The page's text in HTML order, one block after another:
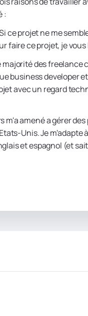
:
ce projet ne me
faire ce projet, je
des freelance
business developer
avec un regard
m'a amené a gérer
Unis. Je m'adapte
et espagnol (et